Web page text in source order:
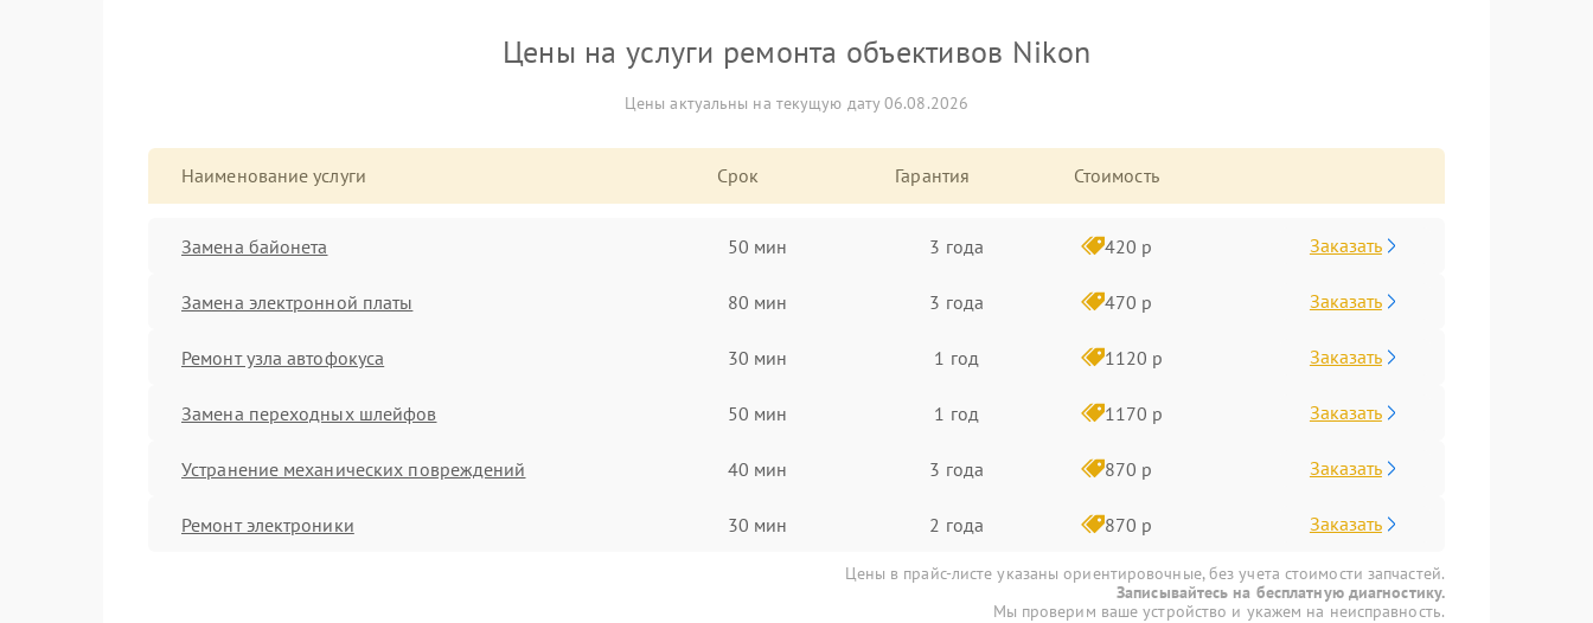
Цены на услуги ремонта объективов Nikon
Цены актуальны на текущую дату 06.08.2026
Наименование услуги Срок Гарантия Стоимость
Замена байонета 50 мин 3 года 420 р Заказать
Замена электронной платы 80 мин 3 года 470 р Заказать
Ремонт узла автофокуса 30 мин 1 год 1120 р Заказать
Замена переходных шлейфов 50 мин 1 год 1170 р Заказать
Устранение механических повреждений 40 мин 3 года 870 р Заказать
Ремонт электроники 30 мин 2 года 870 р Заказать
Цены в прайс-листе указаны ориентировочные, без учета стоимости запчастей.
Записывайтесь на бесплатную диагностику.
Мы проверим ваше устройство и укажем на неисправность.